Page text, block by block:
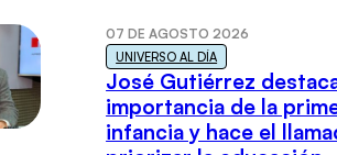
07 DE AGOSTO 2026
UNIVERSO AL DÍA
José Gutiérrez
importancia de la
infancia y hace el